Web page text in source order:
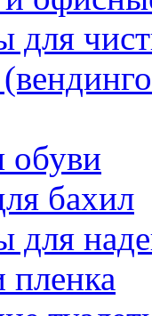
для
обуви
бахил
для